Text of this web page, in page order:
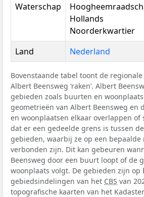
Waterschap
Hollands
Noorderkwartier
Land Nederland
Bovenstaande tabel toont de
Albert Beensweg ‘raken’. Albert
gebieden zoals buurten en
geometrieën van Albert Beensweg en
en woonplaatsen elkaar overlappen
dat er een gedeelde grens is tussen
gebieden, waarbij ze op een
verbonden zijn. Dit kan gebeuren
Beensweg door een buurt loopt of de
woonplaats volgt. De gebieden zijn op
gebiedsindelingen van het CBS van
topografische kaarten van het